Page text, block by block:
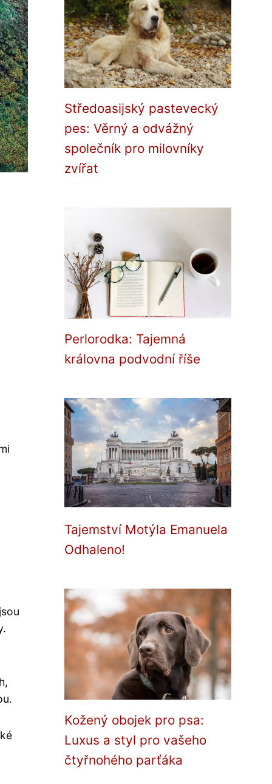
Středoasijský pastevecký
pes: Věrný a odvážný
společník pro milovníky
zvířat
Perlorodka: Tajemná
královna podvodní říše
Tajemství Motýla Emanuela
Odhaleno!
Kožený obojek pro psa:
Luxus a styl pro vašeho
čtyřnohého parťáka